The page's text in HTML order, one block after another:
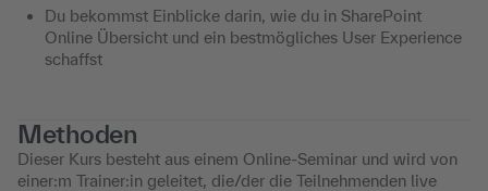
Du bekommst Einblicke darin, wie du in SharePoint
Online Übersicht und ein bestmögliches User Experience
schaffst
Methoden
Dieser Kurs besteht aus einem Online-Seminar und wird von
einer:m Trainer:in geleitet, die/der die Teilnehmenden live